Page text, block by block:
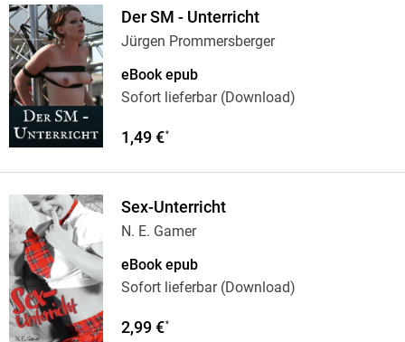
Der SM - Unterricht
Jürgen Prommersberger
eBook epub
Sofort lieferbar (Download)
1,49 €*
Sex-Unterricht
N. E. Gamer
eBook epub
Sofort lieferbar (Download)
2,99 €*